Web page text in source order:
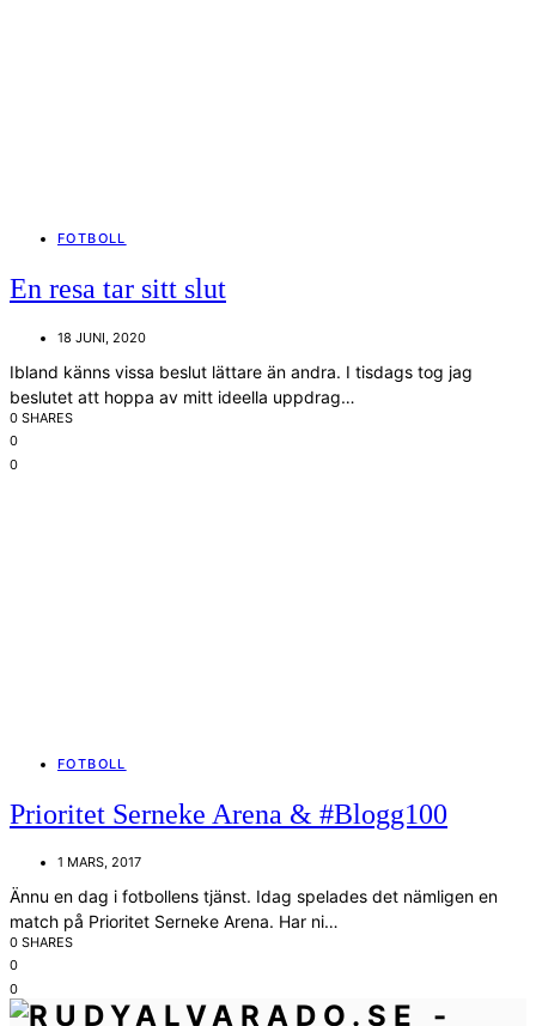
FOTBOLL
En resa tar sitt slut
18 JUNI, 2020
Ibland känns vissa beslut lättare än andra. I tisdags tog jag
beslutet att hoppa av mitt ideella uppdrag…
0 SHARES
0
0
FOTBOLL
Prioritet Serneke Arena & #Blogg100
1 MARS, 2017
Ännu en dag i fotbollens tjänst. Idag spelades det nämligen en
match på Prioritet Serneke Arena. Har ni…
0 SHARES
0
0